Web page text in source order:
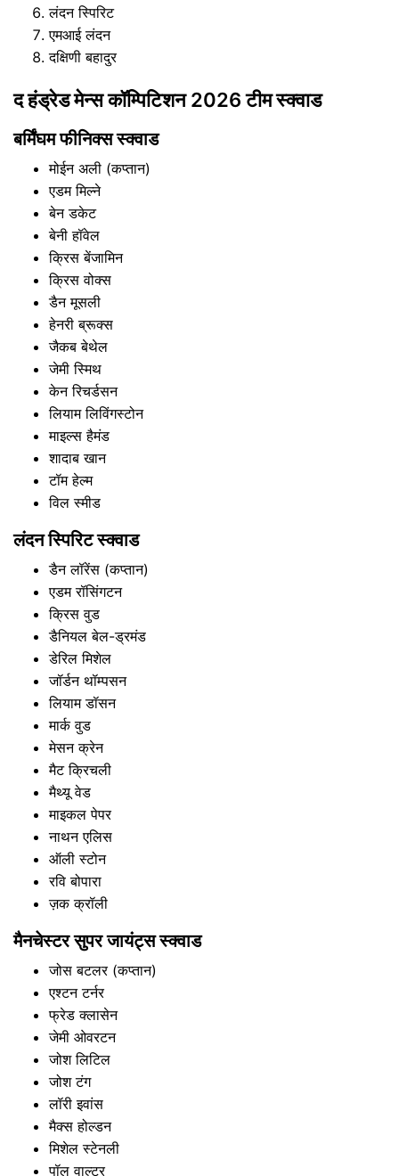
लंदन स्पिरिट
एमआई लंदन
दक्षिणी बहादुर
द हंड्रेड मेन्स कॉम्पिटिशन 2026 टीम स्क्वाड
बर्मिंघम फीनिक्स स्क्वाड
मोईन अली (कप्तान)
एडम मिल्ने
बेन डकेट
बेनी हॉवेल
क्रिस बेंजामिन
क्रिस वोक्स
डैन मूसली
हेनरी ब्रूक्स
जैकब बेथेल
जेमी स्मिथ
केन रिचर्डसन
लियाम लिविंगस्टोन
माइल्स हैमंड
शादाब खान
टॉम हेल्म
विल स्मीड
लंदन स्पिरिट स्क्वाड
डैन लॉरेंस (कप्तान)
एडम रॉसिंगटन
क्रिस वुड
डैनियल बेल-ड्रमंड
डेरिल मिशेल
जॉर्डन थॉम्पसन
लियाम डॉसन
मार्क वुड
मेसन क्रेन
मैट क्रिचली
मैथ्यू वेड
माइकल पेपर
नाथन एलिस
ऑली स्टोन
रवि बोपारा
ज़क क्रॉली
मैनचेस्टर सुपर जायंट्स स्क्वाड
जोस बटलर (कप्तान)
एश्टन टर्नर
फ्रेड क्लासेन
जेमी ओवरटन
जोश लिटिल
जोश टंग
लॉरी इवांस
मैक्स होल्डन
मिशेल स्टेनली
पॉल वाल्टर